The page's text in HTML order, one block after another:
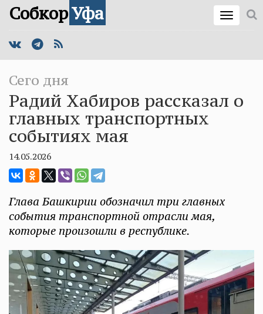
СобкорУфа
Сего дня
Радий Хабиров рассказал о
главных транспортных
событиях мая
14.05.2026
Глава Башкирии обозначил три главных
события транспортной отрасли мая,
которые произошли в республике.